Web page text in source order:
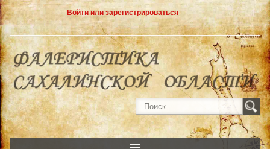
Войтиили зарегистрироваться